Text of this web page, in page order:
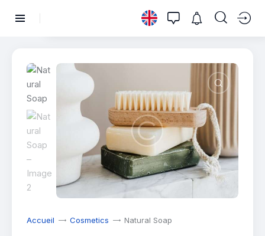
Accueil Cosmetics Natural Soap